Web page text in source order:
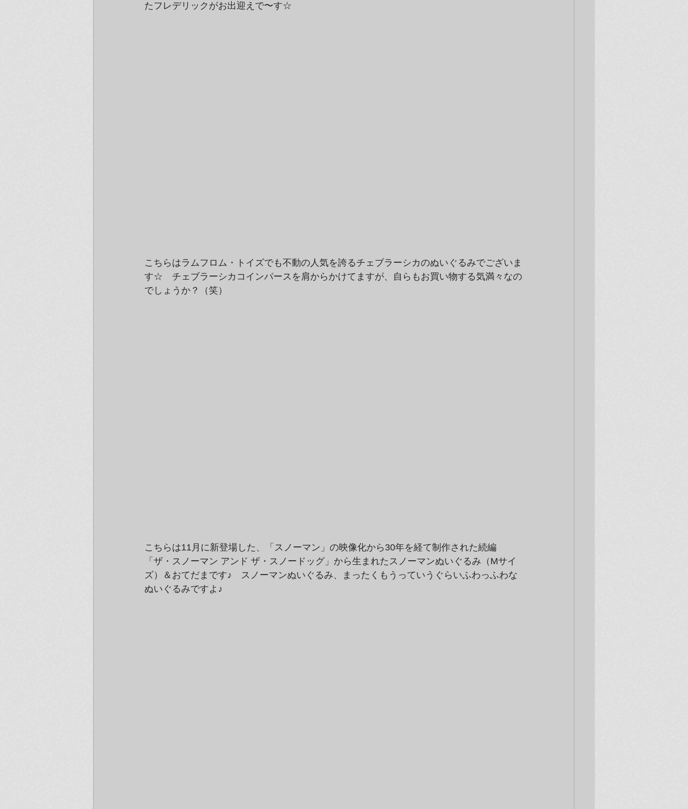
たフレデリックがお出迎えで〜す☆
こちらはラムフロム・トイズでも不動の人気を誇るチェブラーシカのぬいぐるみでございま
す☆　チェブラーシカコインパースを肩からかけてますが、自らもお買い物する気満々なの
でしょうか？（笑）
こちらは11月に新登場した、「スノーマン」の映像化から30年を経て制作された続編
「ザ・スノーマン アンド ザ・スノードッグ」から生まれたスノーマンぬいぐるみ（Mサイ
ズ）＆おてだまです♪　スノーマンぬいぐるみ、まったくもうっていうぐらいふわっふわな
ぬいぐるみですよ♪